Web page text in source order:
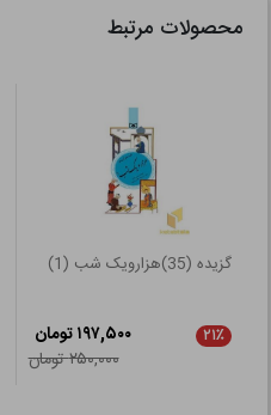
محصولات مرتبط
گزیده (35)هزارویک شب (1)
۲۱٪
۱۹۷,۵۰۰ تومان
۲۵۰,۰۰۰ تومان